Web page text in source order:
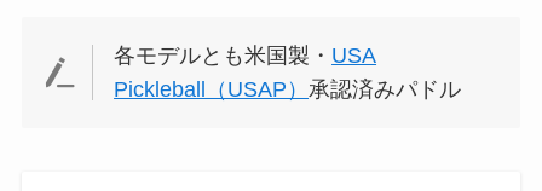
各モデルとも米国製・ USA
Pickleball（USAP） 承認済みパドル